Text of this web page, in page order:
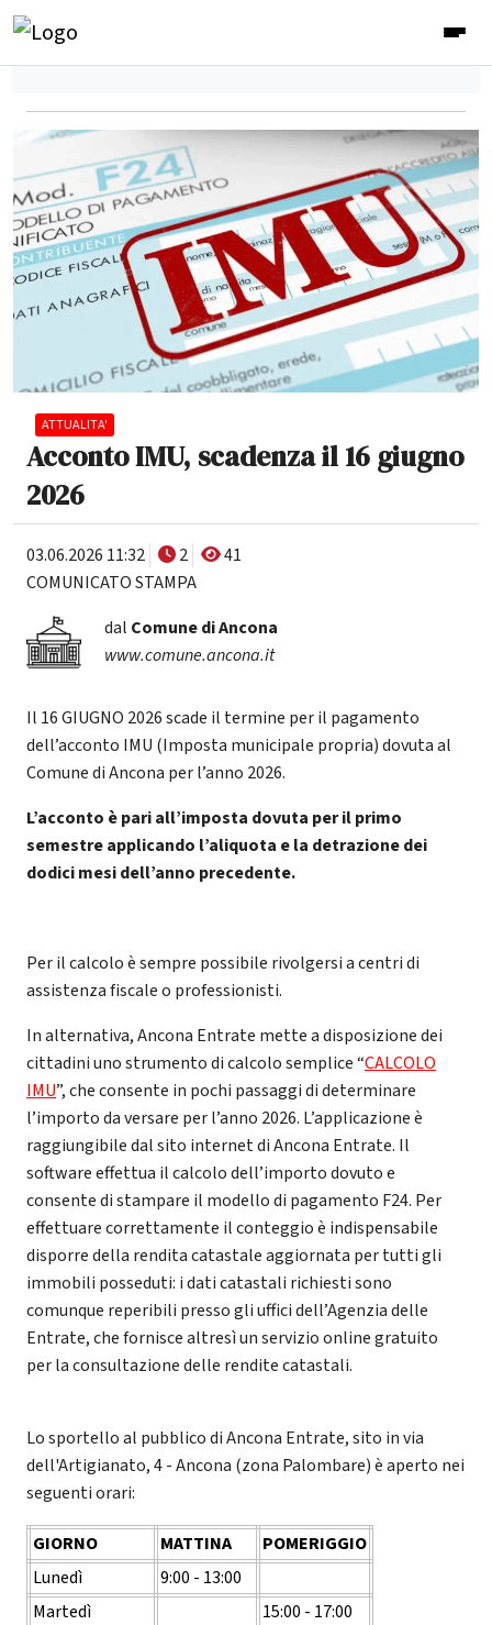
ATTUALITA'
Acconto IMU, scadenza il 16 giugno
2026
03.06.2026 11:32 2
41
COMUNICATO STAMPA
dal Comune di Ancona
www.comune.ancona.it
Il 16 GIUGNO 2026 scade il termine per il pagamento
dell’acconto IMU (Imposta municipale propria) dovuta al
Comune di Ancona per l’anno 2026.
L’acconto è pari all’imposta dovuta per il primo
semestre applicando l’aliquota e la detrazione dei
dodici mesi dell’anno precedente.
Per il calcolo è sempre possibile rivolgersi a centri di
assistenza fiscale o professionisti.
In alternativa, Ancona Entrate mette a disposizione dei
cittadini uno strumento di calcolo semplice “CALCOLO
IMU”, che consente in pochi passaggi di determinare
l’importo da versare per l’anno 2026. L’applicazione è
raggiungibile dal sito internet di Ancona Entrate. Il
software effettua il calcolo dell’importo dovuto e
consente di stampare il modello di pagamento F24. Per
effettuare correttamente il conteggio è indispensabile
disporre della rendita catastale aggiornata per tutti gli
immobili posseduti: i dati catastali richiesti sono
comunque reperibili presso gli uffici dell’Agenzia delle
Entrate, che fornisce altresì un servizio online gratuito
per la consultazione delle rendite catastali.
Lo sportello al pubblico di Ancona Entrate, sito in via
dell'Artigianato, 4 - Ancona (zona Palombare) è aperto nei
seguenti orari:
GIORNO MATTINA
POMERIGGIO
Lunedì
9:00 - 13:00
Martedì
15:00 - 17:00